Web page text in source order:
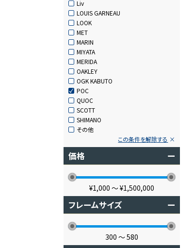
Liv
LOUIS GARNEAU
LOOK
MET
MARIN
MIYATA
MERIDA
OAKLEY
OGK KABUTO
POC
QUOC
SCOTT
SHIMANO
その他
この条件を解除する
価格 ー
¥1,000 〜¥1,500,000
フレームサイズ ー
300 〜580